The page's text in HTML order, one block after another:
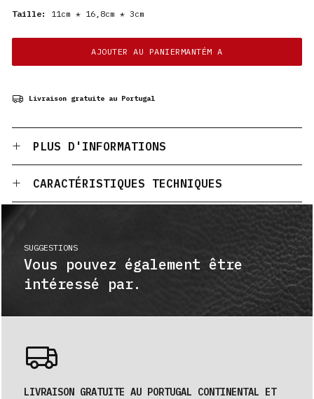
Taille: 11cm * 16,8cm * 3cm
AJOUTER AU PANIERMANTÉM A
Livraison gratuite au Portugal
PLUS D'INFORMATIONS
CARACTÉRISTIQUES TECHNIQUES
SUGGESTIONS
Vous pouvez également être
intéressé par.
LIVRAISON GRATUITE AU PORTUGAL CONTINENTAL ET